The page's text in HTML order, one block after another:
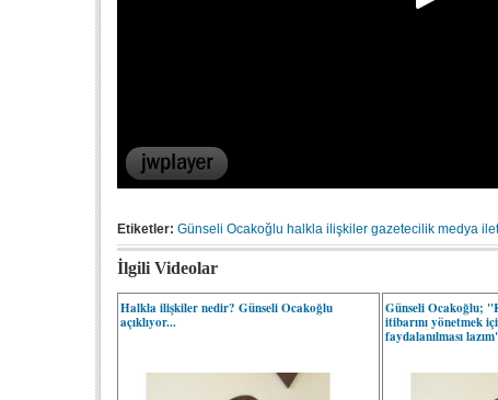
Etiketler: Günseli Ocakoğlu halkla ilişkiler gazetecilik medya
İlgili Videolar
Halkla ilişkiler nedir? Günseli Ocakoğlu
açıklıyor...
Günseli Ocakoğlu;
itibarını yönetmek
faydalanılması